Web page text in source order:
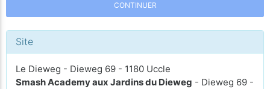
CONTINUER
Site
Le Dieweg - Dieweg 69 - 1180 Uccle
Smash Academy aux Jardins du Dieweg - Dieweg 69 -